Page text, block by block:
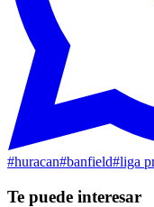
#huracan#banfield#liga
Te puede interesar